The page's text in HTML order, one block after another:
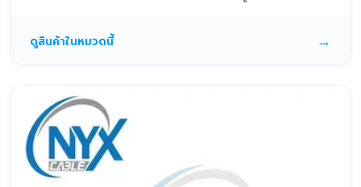
ดูสินค้าในหมวดนี้ →